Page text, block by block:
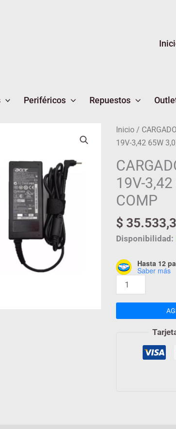
Periféricos Repuestos
Inicio/
19V-3,42 65W
19V-
COMP
$
Disponibilidad:
Hasta 12
Saber más
CARGADOR
P/NB
19V-
3,42
65W
3,0X1,1
COMP
cantidad